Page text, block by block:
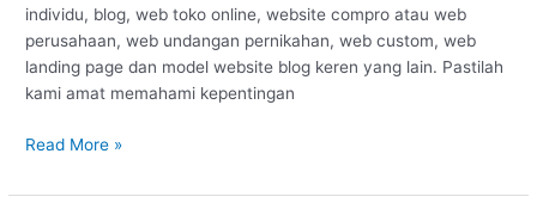
individu, blog, web toko online, website compro atau web
perusahaan, web undangan pernikahan, web custom, web
landing page dan model website blog keren yang lain. Pastilah
kami amat memahami kepentingan
Read More »